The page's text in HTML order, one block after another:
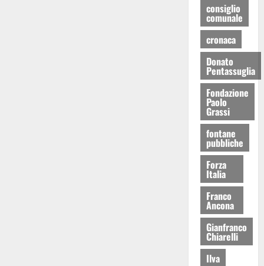
consiglio
comunale
cronaca
Donato
Pentassuglia
Fondazione
Paolo
Grassi
fontane
pubbliche
Forza
Italia
Franco
Ancona
Gianfranco
Chiarelli
Ilva